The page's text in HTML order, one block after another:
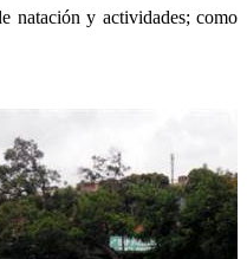
natación y actividades; como